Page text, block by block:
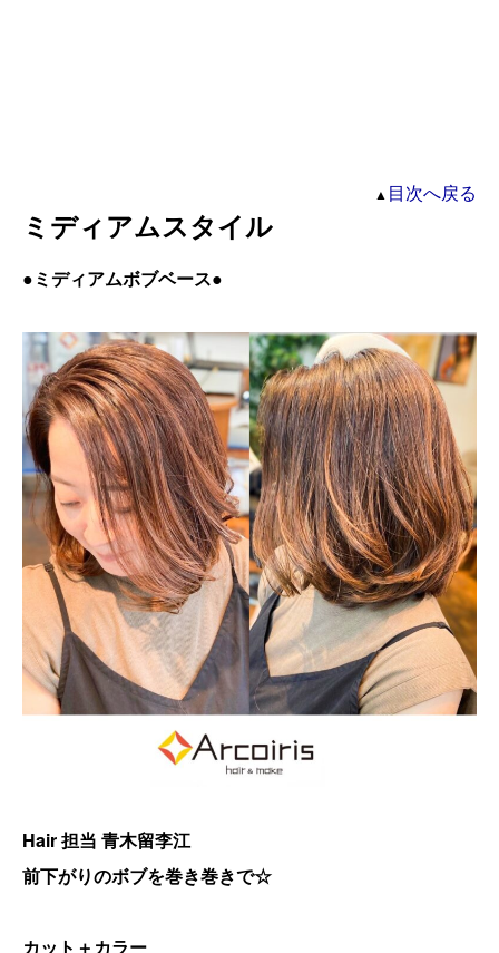
▲ 目次へ戻る
ミディアムスタイル
●ミディアムボブベース●
Hair 担当 青木留李江
前下がりのボブを巻き巻きで☆
カット＋カラー